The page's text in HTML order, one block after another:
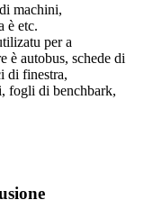
machini,
è etc.
per a
è autobus, schede di
di finestra,
fogli di benchbark,